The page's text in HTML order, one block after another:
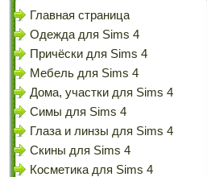
Главная страница
Одежда для Sims 4
Причёски для Sims 4
Мебель для Sims 4
Дома, участки для Sims 4
Симы для Sims 4
Глаза и линзы для Sims 4
Скины для Sims 4
Косметика для Sims 4